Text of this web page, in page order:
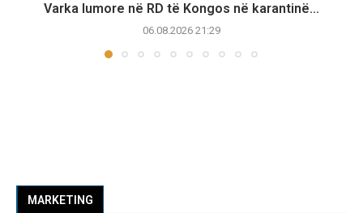
Varka lumore në RD të Kongos në karantinë...
06.08.2026 21:29
MARKETING